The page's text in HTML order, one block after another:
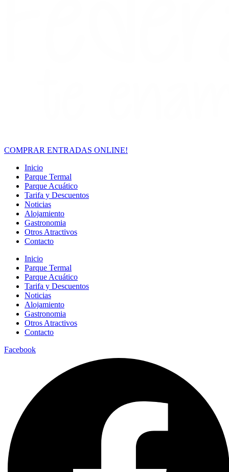
COMPRAR ENTRADAS ONLINE!
Inicio
Parque Termal
Parque Acuático
Tarifa y Descuentos
Noticias
Alojamiento
Gastronomia
Otros Atractivos
Contacto
Inicio
Parque Termal
Parque Acuático
Tarifa y Descuentos
Noticias
Alojamiento
Gastronomia
Otros Atractivos
Contacto
Facebook